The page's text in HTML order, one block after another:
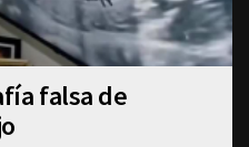
falsa de